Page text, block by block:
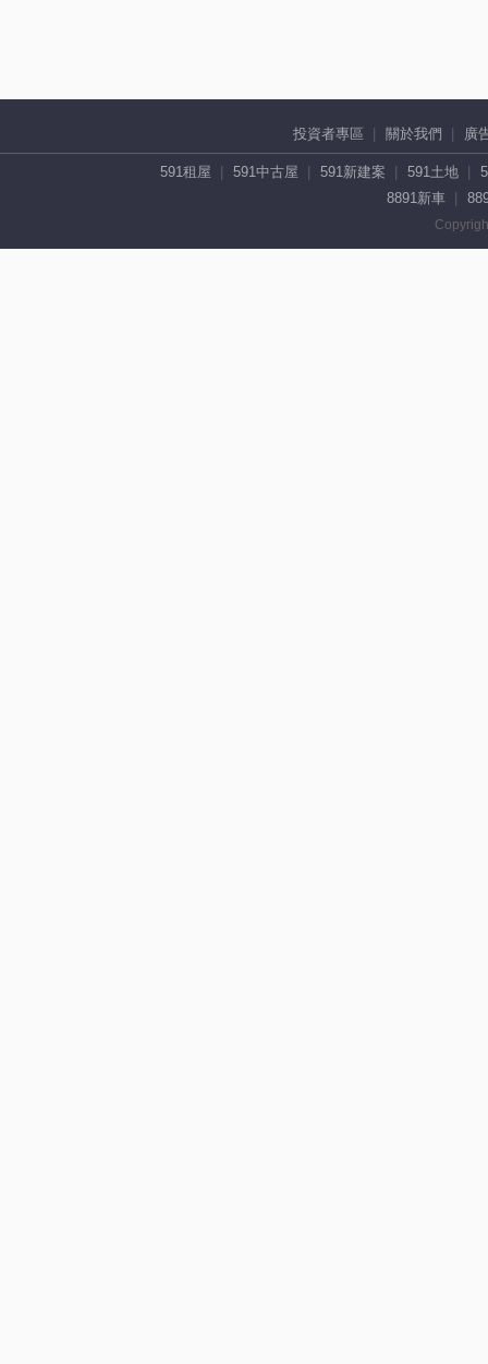
投資者專區 關於我們 廣
591租屋 591中古屋 591新建案 591土地
8891新車